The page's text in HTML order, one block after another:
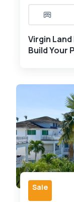
Virgin
Build Your
Sale